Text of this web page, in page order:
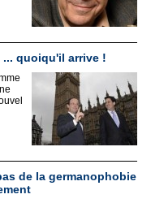
... quoiqu'il arrive !
de la germanophobie